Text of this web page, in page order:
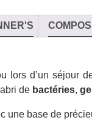
lors d’un séjour
de bactéries,
une base de